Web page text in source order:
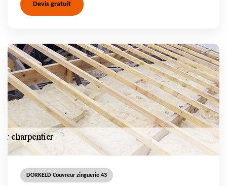
Devis gratuit
DORKELD Couvreur zinguerie 43